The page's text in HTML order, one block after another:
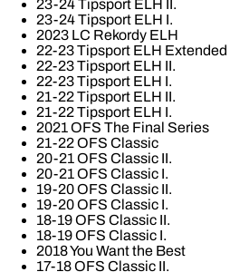
23-24 Tipsport ELH II.
23-24 Tipsport ELH I.
2023 LC Rekordy ELH
22-23 Tipsport ELH Extended
22-23 Tipsport ELH II.
22-23 Tipsport ELH I.
21-22 Tipsport ELH II.
21-22 Tipsport ELH I.
2021 OFS The Final Series
21-22 OFS Classic
20-21 OFS Classic II.
20-21 OFS Classic I.
19-20 OFS Classic II.
19-20 OFS Classic I.
18-19 OFS Classic II.
18-19 OFS Classic I.
2018 You Want the Best
17-18 OFS Classic II.